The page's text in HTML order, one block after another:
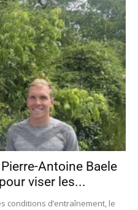
Antoine Baele
viser les...
conditions d’entraînement, le